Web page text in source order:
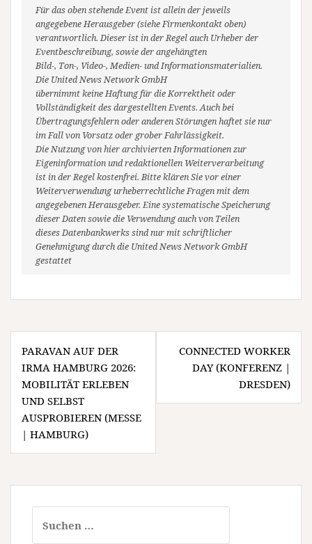
Für das oben stehende Event ist allein der jeweils
angegebene Herausgeber (siehe Firmenkontakt oben)
verantwortlich. Dieser ist in der Regel auch Urheber der
Eventbeschreibung, sowie der angehängten
Bild-, Ton-, Video-, Medien- und Informationsmaterialien.
Die United News Network GmbH
übernimmt keine Haftung für die Korrektheit oder
Vollständigkeit des dargestellten Events. Auch bei
Übertragungsfehlern oder anderen Störungen haftet sie nur
im Fall von Vorsatz oder grober Fahrlässigkeit.
Die Nutzung von hier archivierten Informationen zur
Eigeninformation und redaktionellen Weiterverarbeitung
ist in der Regel kostenfrei. Bitte klären Sie vor einer
Weiterverwendung urheberrechtliche Fragen mit dem
angegebenen Herausgeber. Eine systematische Speicherung
dieser Daten sowie die Verwendung auch von Teilen
dieses Datenbankwerks sind nur mit schriftlicher
Genehmigung durch die United News Network GmbH
gestattet
Beitragsnavigation
PARAVAN AUF DER
IRMA HAMBURG 2026:
MOBILITÄT ERLEBEN
UND SELBST
AUSPROBIEREN (MESSE
| HAMBURG)
CONNECTED WORKER
DAY (KONFERENZ |
DRESDEN)
nach: